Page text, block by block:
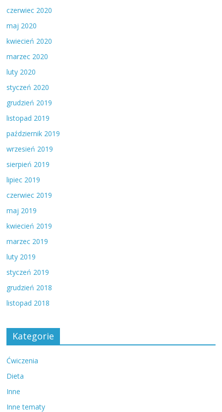
czerwiec 2020
maj 2020
kwiecień 2020
marzec 2020
luty 2020
styczeń 2020
grudzień 2019
listopad 2019
październik 2019
wrzesień 2019
sierpień 2019
lipiec 2019
czerwiec 2019
maj 2019
kwiecień 2019
marzec 2019
luty 2019
styczeń 2019
grudzień 2018
listopad 2018
Kategorie
Ćwiczenia
Dieta
Inne
Inne tematy